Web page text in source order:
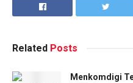
Related Posts
Menkomdigi